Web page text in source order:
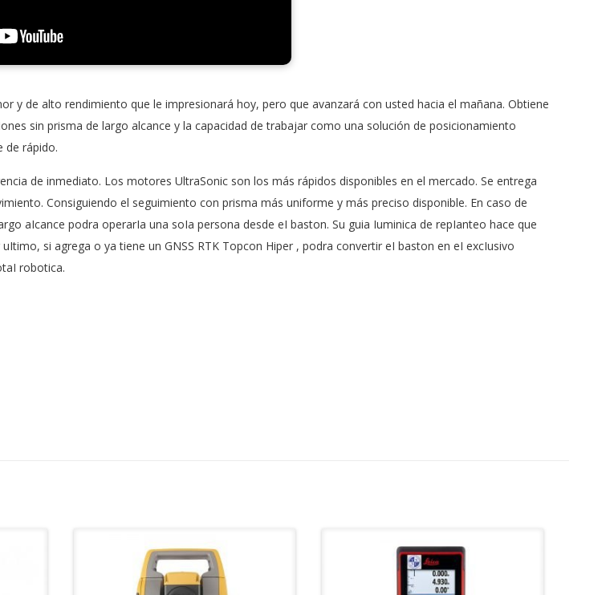
y de alto rendimiento que le impresionará hoy, pero que avanzará con usted hacia el mañana. Obtiene
sin prisma de largo alcance y la capacidad de trabajar como una solución de posicionamiento
de rápido.
de inmediato. Los motores UltraSonic son los más rápidos disponibles en el mercado. Se entrega
Consiguiendo el seguimiento con prisma más uniforme y más preciso disponible. En caso de
aIcance podra operarIa una soIa persona desde eI baston. Su guia Iuminica de repIanteo hace que
si agrega o ya tiene un GNSS RTK Topcon Hiper , podra convertir eI baston en eI excIusivo
robotica.